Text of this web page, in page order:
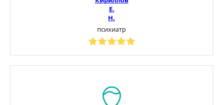
Е.
Н.
психиатр